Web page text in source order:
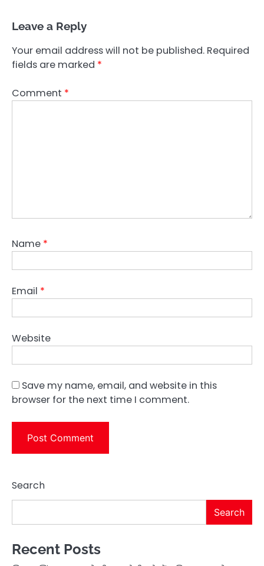
Leave a Reply
Your email address will not be published. Required
fields are marked *
Comment *
Name *
Email *
Website
Save my name, email, and website in this
browser for the next time I comment.
Search
Search
Recent Posts